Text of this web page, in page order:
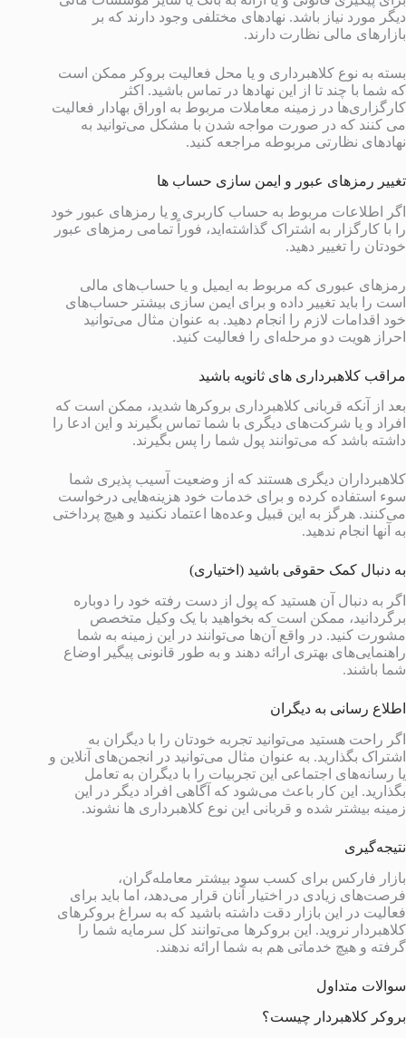
دیگر مورد نیاز باشد. نهادهای مختلفی وجود دارند که بر
بازارهای مالی نظارت دارند.
بسته به نوع کلاهبرداری و یا محل فعالیت بروکر ممکن است
که شما با چند تا از این نهادها در تماس باشید. اکثر
کارگزاری‌ها در زمینه معاملات مربوط به اوراق بهادار فعالیت
می کنند که در صورت مواجه شدن با مشکل می‌توانید به
نهادهای نظارتی مربوطه مراجعه کنید.
تغییر رمزهای عبور و ایمن سازی حساب ها
اگر اطلاعات مربوط به حساب کاربری و یا رمزهای عبور خود
را با کارگزار به اشتراک گذاشته‌اید، فوراً تمامی رمزهای عبور
خودتان را تغییر دهید.
رمزهای عبوری که مربوط به ایمیل و یا حساب‌های مالی
است را باید تغییر داده و برای ایمن سازی بیشتر حساب‌های
خود اقدامات لازم را انجام دهید. به عنوان مثال می‌توانید
احراز هویت دو مرحله‌ای را فعالیت کنید.
مراقب کلاهبرداری های ثانویه باشید
بعد از آنکه قربانی کلاهبرداری بروکرها شدید، ممکن است که
افراد و یا شرکت‌های دیگری با شما تماس بگیرند و این ادعا را
داشته باشد که می‌توانند پول شما را پس بگیرند.
کلاهبرداران دیگری هستند که از وضعیت آسیب پذیری شما
سوء استفاده کرده و برای خدمات خود هزینه‌هایی درخواست
می‌کنند. هرگز به این قبیل وعده‌ها اعتماد نکنید و هیچ پرداختی
به آنها انجام ندهید.
به دنبال کمک حقوقی باشید (اختیاری)
اگر به دنبال آن هستید که پول از دست رفته خود را دوباره
برگردانید، ممکن است که بخواهید با یک وکیل متخصص
مشورت کنید. در واقع آن‌ها می‌توانند در این زمینه به شما
راهنمایی‌های بهتری ارائه دهند و به طور قانونی پیگیر اوضاع
شما باشند.
اطلاع رسانی به دیگران
اگر راحت هستید می‌توانید تجربه خودتان را با دیگران به
اشتراک بگذارید. به عنوان مثال می‌توانید در انجمن‌های آنلاین و
یا رسانه‌های اجتماعی این تجربیات را با دیگران به تعامل
بگذارید. این کار باعث می‌شود که آگاهی افراد دیگر در این
زمینه بیشتر شده و قربانی این نوع کلاهبرداری ها نشوند.
نتیجه‌گیری
بازار فارکس برای کسب سود بیشتر معامله‌گران،
فرصت‌های زیادی در اختیار آنان قرار می‌دهد، اما باید برای
فعالیت در این بازار دقت داشته باشید که به سراغ بروکرهای
کلاهبردار نروید. این بروکرها می‌توانند کل سرمایه شما را
گرفته و هیچ خدماتی هم به شما ارائه ندهند.
سوالات متداول
بروکر کلاهبردار چیست؟